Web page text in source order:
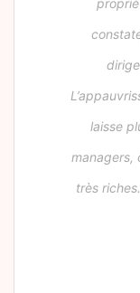
laisse
managers,
très